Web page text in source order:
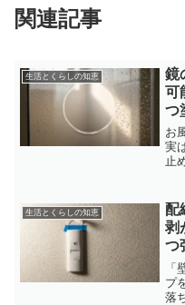
関連記事
生活とくらしの知恵
鏡
可
つ
お
実
止
き
す
生活とくらしの知恵
配
剥
つ
「
プ
落